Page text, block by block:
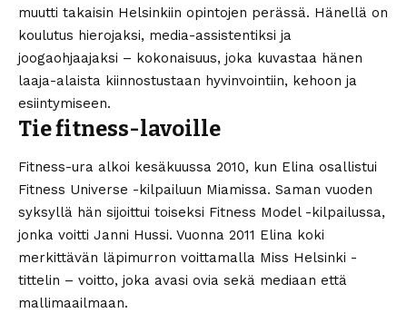
muutti takaisin Helsinkiin opintojen perässä. Hänellä on
koulutus hierojaksi, media-assistentiksi ja
joogaohjaajaksi – kokonaisuus, joka kuvastaa hänen
laaja-alaista kiinnostustaan hyvinvointiin, kehoon ja
esiintymiseen.
Tie fitness-lavoille
Fitness-ura alkoi kesäkuussa 2010, kun Elina osallistui
Fitness Universe -kilpailuun Miamissa. Saman vuoden
syksyllä hän sijoittui toiseksi Fitness Model -kilpailussa,
jonka voitti Janni Hussi. Vuonna 2011 Elina koki
merkittävän läpimurron voittamalla Miss Helsinki -
tittelin – voitto, joka avasi ovia sekä mediaan että
mallimaailmaan.